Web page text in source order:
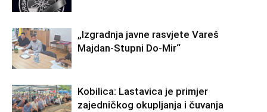
„Izgradnja javne rasvjete Vareš
Majdan-Stupni Do-Mir“
Kobilica: Lastavica je primjer
zajedničkog okupljanja i čuvanja